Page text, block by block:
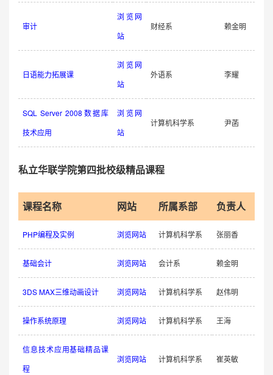
审计
浏览网
站
财经系 赖金明
日语能力拓展课
浏览网
站
外语系 李耀
SQL Server 2008数据库
技术应用
浏览网
站
计算机科学系 尹菡
私立华联学院第四批校级精品课程
课程名称 网站 所属系部 负责人
PHP编程及实例 浏览网站 计算机科学系 张丽香
基础会计 浏览网站 会计系 赖金明
3DS MAX三维动画设计 浏览网站 计算机科学系 赵伟明
操作系统原理 浏览网站 计算机科学系 王海
信息技术应用基础精品课
程
浏览网站 计算机科学系 崔英敏